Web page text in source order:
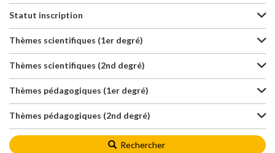
Statut inscription
Thèmes scientifiques (1er degré)
Thèmes scientifiques (2nd degré)
Thèmes pédagogiques (1er degré)
Thèmes pédagogiques (2nd degré)
Rechercher